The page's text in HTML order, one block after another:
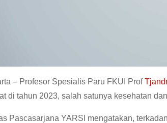
– Profesor Spesialis Paru FKUI Prof
di tahun 2023, salah satunya kesehatan
Pascasarjana YARSI mengatakan,